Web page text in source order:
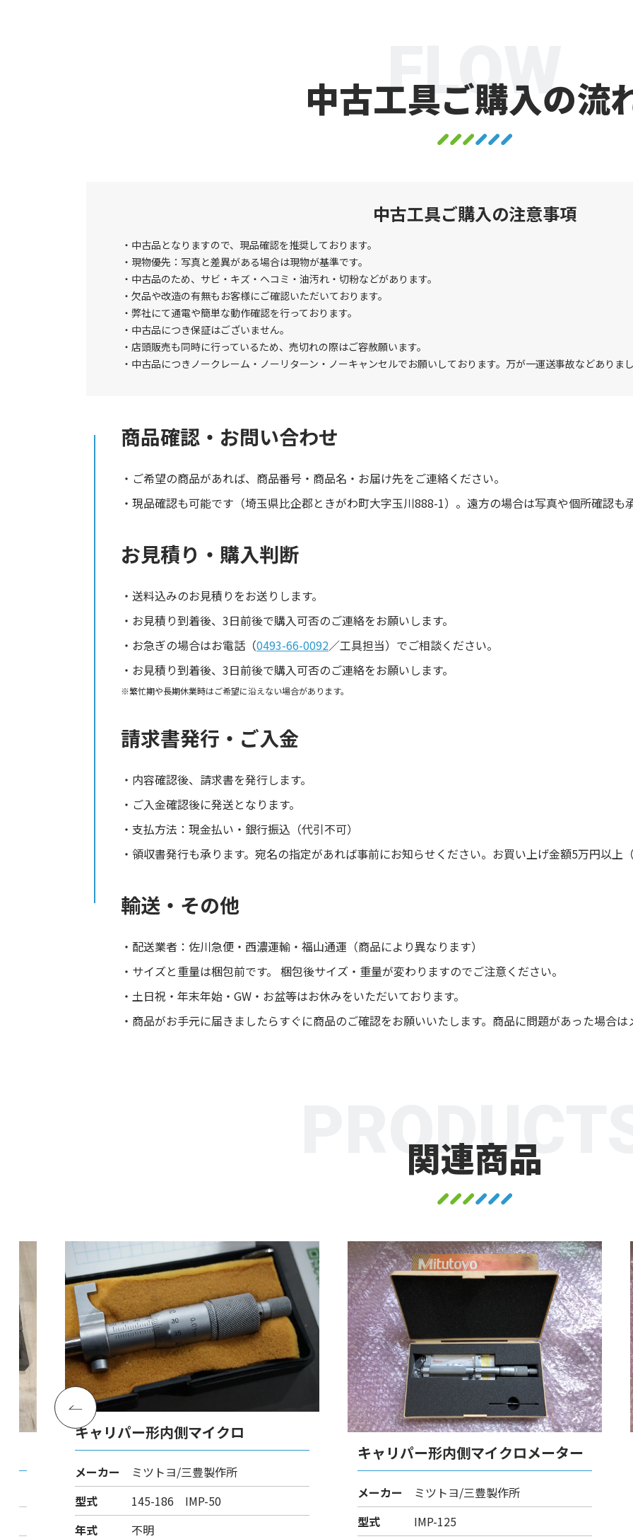
中古工具ご購入の流
FLOW
中古工具ご購入の注意事項
中古品となりますので、現品確認を推奨しております。
現物優先：写真と差異がある場合は現物が基準です。
中古品のため、サビ・キズ・ヘコミ・油汚れ・切粉などがあります。
欠品や改造の有無もお客様にご確認いただいております。
弊社にて通電や簡単な動作確認を行っております。
中古品につき保証はございません。
店頭販売も同時に行っているため、売切れの際はご容赦願います。
中古品につきノークレーム・ノーリターン・ノーキャンセルでお願いしております。万が一運送事故などありま
商品確認・お問い合わせ
ご希望の商品があれば、商品番号・商品名・お届け先をご連絡ください。
現品確認も可能です（埼玉県比企郡ときがわ町大字玉川888-1）。遠方の場合は写真や個所確認も
お見積り・購入判断
送料込みのお見積りをお送りします。
お見積り到着後、3日前後で購入可否のご連絡をお願いします。
お急ぎの場合はお電話（0493-66-0092／工具担当）でご相談ください。
お見積り到着後、3日前後で購入可否のご連絡をお願いします。
繁忙期や長期休業時はご希望に沿えない場合があります。
請求書発行・ご入金
内容確認後、請求書を発行します。
ご入金確認後に発送となります。
支払方法：現金払い・銀行振込（代引不可）
領収書発行も承ります。宛名の指定があれば事前にお知らせください。お買い上げ金額5万円以上
輸送・その他
配送業者：佐川急便・西濃運輸・福山通運（商品により異なります）
サイズと重量は梱包前です。 梱包後サイズ・重量が変わりますのでご注意ください。
土日祝・年末年始・GW・お盆等はお休みをいただいております。
商品がお手元に届きましたらすぐに商品のご確認をお願いいたします。商品に問題があった場合
関連商品
キャリパー形内側マイクロ
メーカー
ミツトヨ/三豊製作所
型式
145-186 IMP-50
年式
不明
キャリパー形内側マイクロメーター
メーカー
ミツトヨ/三豊製作所
型式
IMP-125